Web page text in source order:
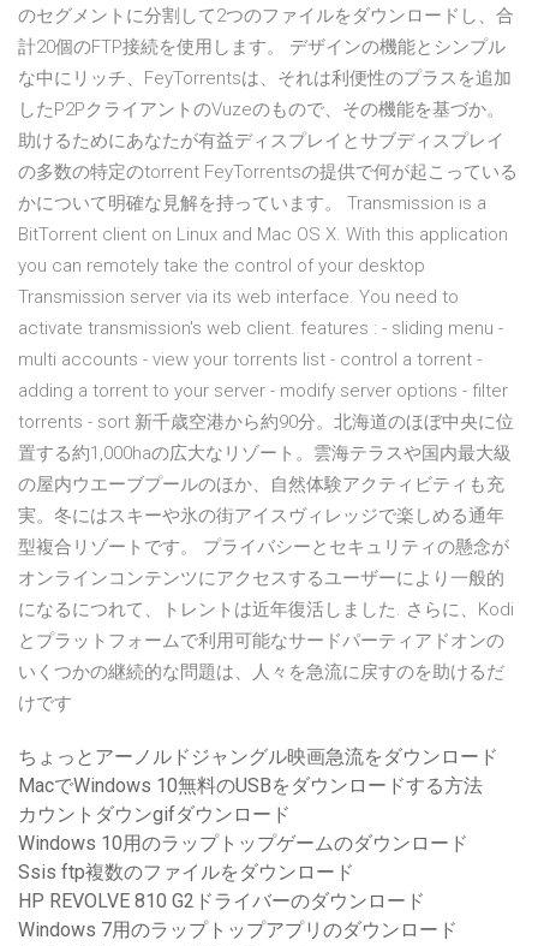
のセグメントに分割して2つのファイルをダウンロードし、合
計20個のFTP接続を使用し ます。 デザインの機能とシンプル
な中にリッチ、FeyTorrentsは、それは利便性のプラスを追加
したP2PクライアントのVuzeのもので、その機能を基づか。
助けるためにあなたが有益ディスプレイとサブディスプレイ
の多数の特定のtorrent FeyTorrentsの提供で何が起こっている
かについて明確な見解を持っています。 Transmission is a
BitTorrent client on Linux and Mac OS X. With this application
you can remotely take the control of your desktop
Transmission server via its web interface. You need to
activate transmission's web client. features : - sliding menu -
multi accounts - view your torrents list - control a torrent -
adding a torrent to your server - modify server options - filter
torrents - sort 新千歳空港から約90分。北海道のほぼ中央に位
置する約1,000haの広大なリゾート。雲海テラスや国内最大級
の屋内ウエーブプールのほか、自然体験アクティビティも充
実。冬にはスキーや氷の街アイスヴィレッジで楽しめる通年
型複合リゾートです。 プライバシーとセキュリティの懸念が
オンラインコンテンツにアクセスするユーザーにより一般的
になるにつれて、トレントは近年復活しました. さらに、Kodi
とプラットフォームで利用可能なサードパーティアドオンの
いくつかの継続的な問題は、人々を急流に戻すのを助けるだ
けです
ちょっとアーノルドジャングル映画急流をダウンロード
MacでWindows 10無料のUSBをダウンロードする方法
カウントダウンgifダウンロード
Windows 10用のラップトップゲームのダウンロード
Ssis ftp複数のファイルをダウンロード
HP REVOLVE 810 G2ドライバーのダウンロード
Windows 7用のラップトップアプリのダウンロード